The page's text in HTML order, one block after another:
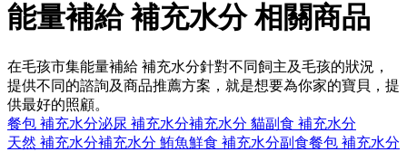
能量補給 補充水分 相關商品
在毛孩市集能量補給 補充水分針對不同飼主及毛孩的狀況，
提供不同的諮詢及商品推薦方案，就是想要為你家的寶貝，提
供最好的照顧。
餐包 補充水分泌尿 補充水分補充水分 貓副食 補充水分
天然 補充水分補充水分 鮪魚鮮食 補充水分副食餐包 補充水分